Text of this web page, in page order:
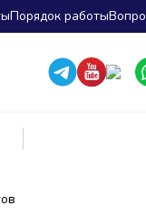
Порядок работы